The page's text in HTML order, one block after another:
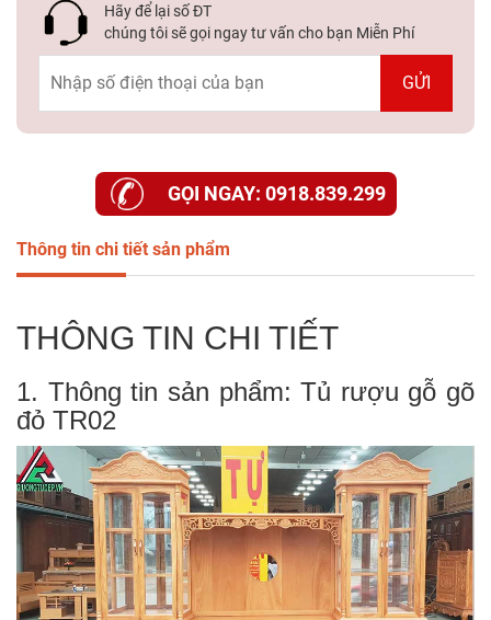
Thức
Hãy để lại số ĐT
chúng tôi sẽ gọi ngay tư vấn cho bạn Miễn Phí
GỌI NGAY: 0918.839.299
Thông tin chi tiết sản phẩm
THÔNG TIN CHI TIẾT
1. Thông tin sản phẩm: Tủ rượu gỗ gõ
đỏ TR02